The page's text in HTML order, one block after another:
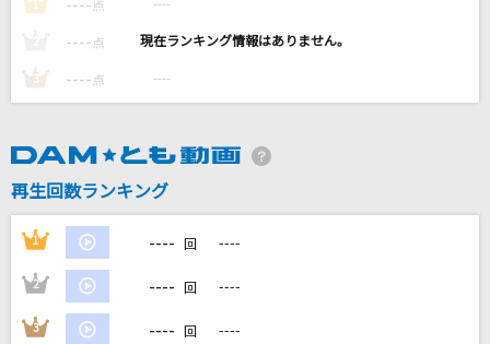
きらり
藤井 風
115万キロのフィルム
Official髭男dism
えほん
Mrs. GREEN APPLE
1 ---- 点 ----
---- 点 ----
3 ---- 点 ----
再生回数ランキング
1 ---- 回 ----
2 ---- 回 ----
3 ---- 回 ----